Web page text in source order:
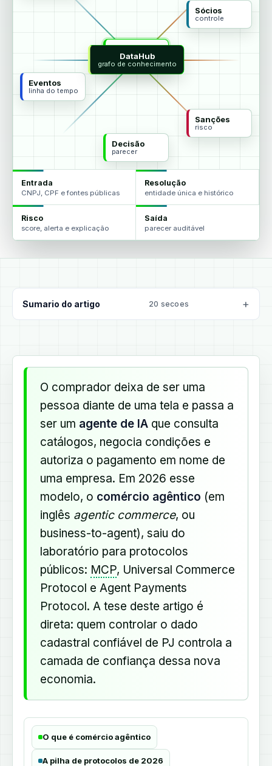
Sócios
controle
Eventos
linha do tempo
Sanções
risco
agentes
Decisão
parecer
DataHub
grafo de conhecimento
Entrada
CNPJ, CPF e fontes públicas
Resolução
entidade única e histórico
Risco
score, alerta e explicação
Saída
parecer auditável
Sumario do artigo 20 secoes
O comprador deixa de ser uma
pessoa diante de uma tela e passa a
ser um agente de IA que consulta
catálogos, negocia condições e
autoriza o pagamento em nome de
uma empresa. Em 2026 esse
modelo, o comércio agêntico (em
inglês agentic commerce, ou
business-to-agent), saiu do
laboratório para protocolos
públicos: MCP, Universal Commerce
Protocol e Agent Payments
Protocol. A tese deste artigo é
direta: quem controlar o dado
cadastral confiável de PJ controla a
camada de confiança dessa nova
economia.
O que é comércio agêntico
A pilha de protocolos de 2026